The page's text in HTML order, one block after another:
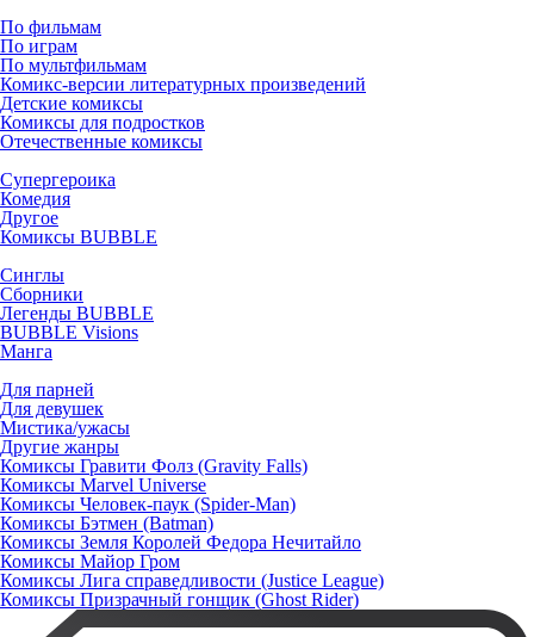
По фильмам
По играм
По мультфильмам
Комикс-версии литературных произведений
Детские комиксы
Комиксы для подростков
Отечественные комиксы
Супергероика
Комедия
Другое
Комиксы BUBBLE
Синглы
Сборники
Легенды BUBBLE
BUBBLE Visions
Манга
Для парней
Для девушек
Мистика/ужасы
Другие жанры
Комиксы Гравити Фолз (Gravity Falls)
Комиксы Marvel Universe
Комиксы Человек-паук (Spider-Man)
Комиксы Бэтмен (Batman)
Комиксы Земля Королей Федора Нечитайло
Комиксы Майор Гром
Комиксы Лига справедливости (Justice League)
Комиксы Призрачный гонщик (Ghost Rider)